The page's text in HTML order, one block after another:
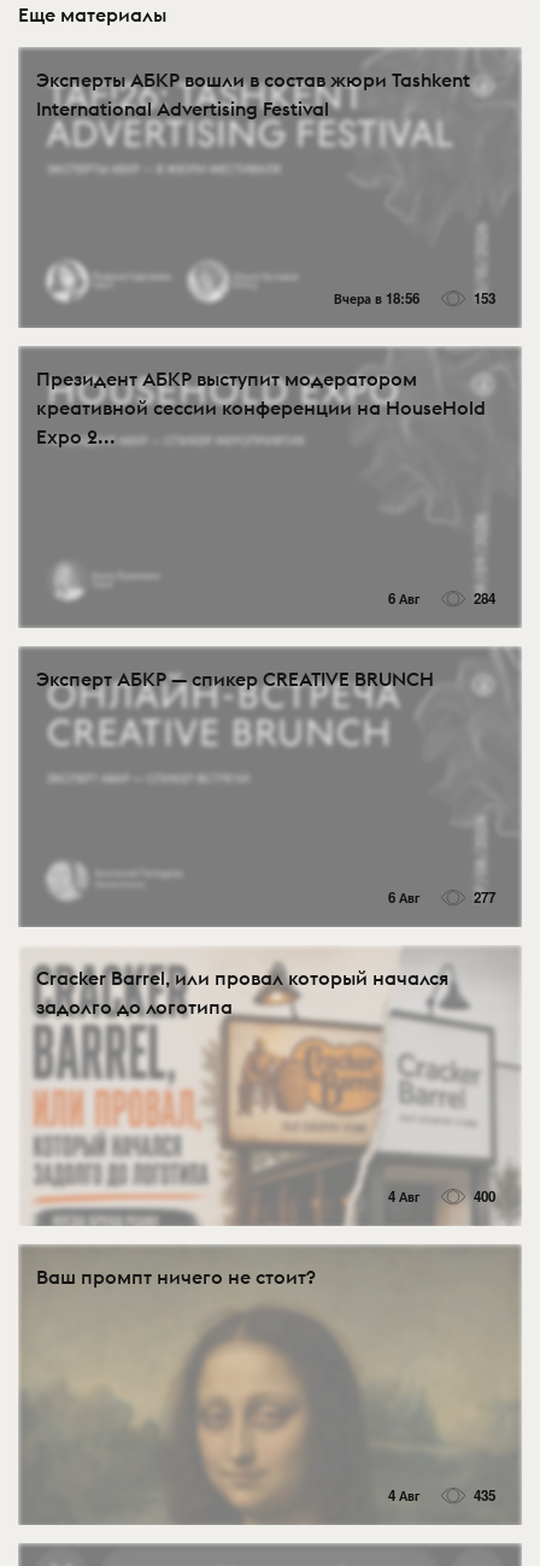
Еще материалы
Эксперты АБКР вошли в состав жюри Tashkent
International Advertising Festival
Вчера в 18:56 153
Президент АБКР выступит модератором
креативной сессии конференции на HouseHold
Expo 2...
6 Авг 284
Эксперт АБКР — спикер CREATIVE BRUNCH
6 Авг 277
Cracker Barrel, или провал который начался
задолго до логотипа
4 Авг 400
Ваш промпт ничего не стоит?
4 Авг 435